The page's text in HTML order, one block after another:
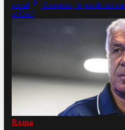
social
Gasperini, le parole sul
al Ceo"
Roma